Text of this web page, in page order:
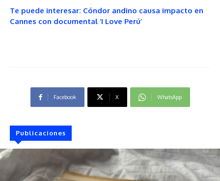
Te puede interesar: Cóndor andino causa impacto en
Cannes con documental ‘I Love Perú’
Facebook X WhatsApp
Publicaciones